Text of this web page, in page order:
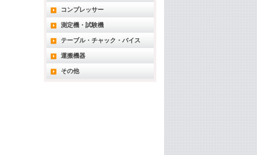
コンプレッサー
測定機・試験機
テーブル・チャック・バイス
運搬機器
その他